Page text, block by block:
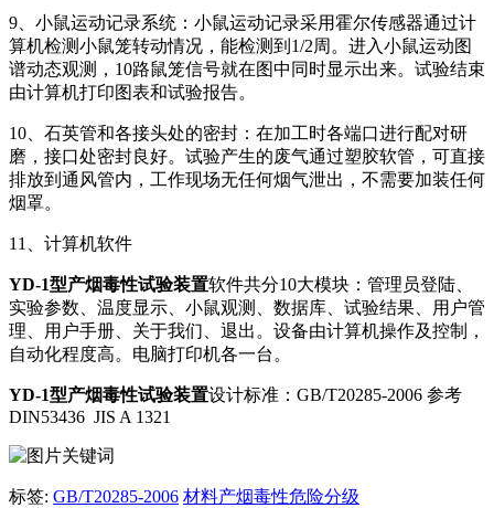
9、小鼠运动记录系统：小鼠运动记录采用霍尔传感器通过计
算机检测小鼠笼转动情况，能检测到1/2周。进入小鼠运动图
谱动态观测，10路鼠笼信号就在图中同时显示出来。试验结束
由计算机打印图表和试验报告。
10、石英管和各接头处的密封：在加工时各端口进行配对研
磨，接口处密封良好。试验产生的废气通过塑胶软管，可直接
排放到通风管内，工作现场无任何烟气泄出，不需要加装任何
烟罩。
11、计算机软件
YD-1型产烟毒性试验装置软件共分10大模块：管理员登陆、
实验参数、温度显示、小鼠观测、数据库、试验结果、用户管
理、用户手册、关于我们、退出。设备由计算机操作及控制，
自动化程度高。电脑打印机各一台。
YD-1型产烟毒性试验装置设计标准：GB/T20285-2006 参考
DIN53436 JIS A 1321
标签: GB/T20285-2006 材料产烟毒性危险分级